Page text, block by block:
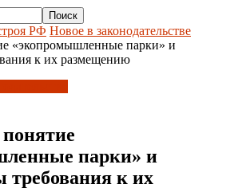
РФ Новое в законодательстве
«экопромышленные парки» и
к их размещению
парки» и
требования к их